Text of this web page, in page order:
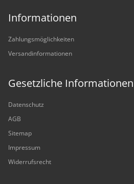
Informationen
Zahlungsmöglichkeiten
Versandinformationen
Gesetzliche Informationen
Datenschutz
AGB
Sitemap
Impressum
Widerrufsrecht